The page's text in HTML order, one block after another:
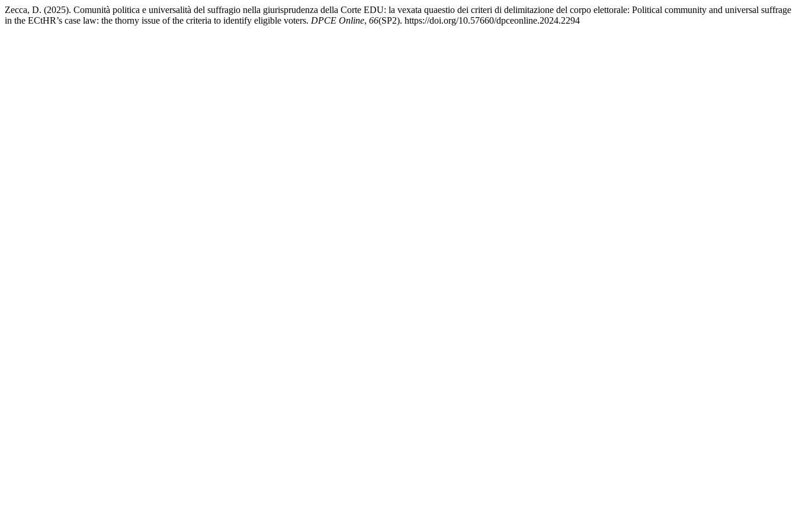
Zecca, D. (2025). Comunità politica e universalità del suffragio nella giurisprudenza della Corte EDU: la vexata quaestio dei criteri di delimitazione del corpo elettorale: Political community and universal suffrage
in the ECtHR’s case law: the thorny issue of the criteria to identify eligible voters. DPCE Online, 66(SP2). https://doi.org/10.57660/dpceonline.2024.2294